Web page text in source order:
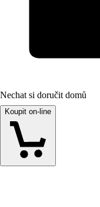
Nechat si doručit domů
Koupit on-line